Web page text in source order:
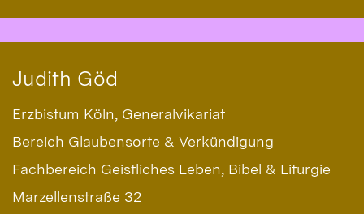
Judith Göd
Erzbistum Köln, Generalvikariat
Bereich Glaubensorte & Verkündigung
Fachbereich Geistliches Leben, Bibel & Liturgie
Marzellenstraße 32